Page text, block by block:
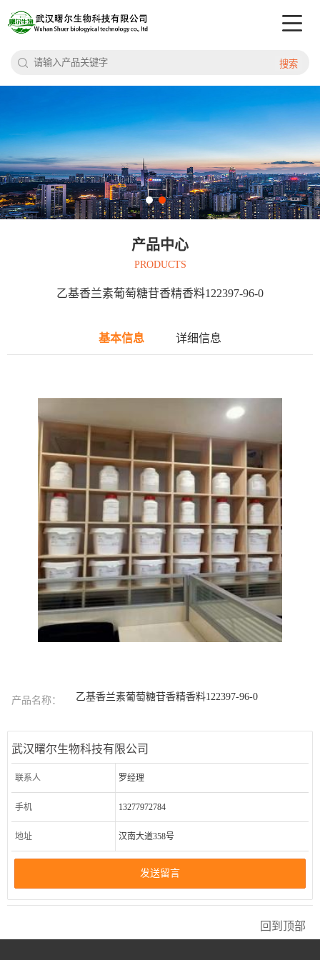
搜索
产品中心
PRODUCTS
乙基香兰素葡萄糖苷香精香料122397-96-0
基本信息 详细信息
产品名称： 乙基香兰素葡萄糖苷香精香料122397-96-0
武汉曙尔生物科技有限公司
联系人 罗经理
手机 13277972784
地址 汉南大道358号
发送留言
回到顶部